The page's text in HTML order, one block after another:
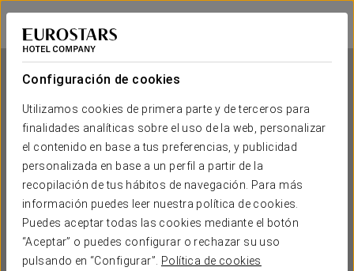
Configuración de cookies
Utilizamos cookies de primera parte y de terceros para
finalidades analíticas sobre el uso de la web, personalizar
el contenido en base a tus preferencias, y publicidad
personalizada en base a un perfil a partir de la
recopilación de tus hábitos de navegación. Para más
información puedes leer nuestra política de cookies.
Puedes aceptar todas las cookies mediante el botón
“Aceptar” o puedes configurar o rechazar su uso
pulsando en “Configurar”.
Política de cookies
Eurostars Isla de la Toja
PONTEVEDRA - O GROVE
Eurostars Isla de la Toja
PONTEVEDRA - O GROVE